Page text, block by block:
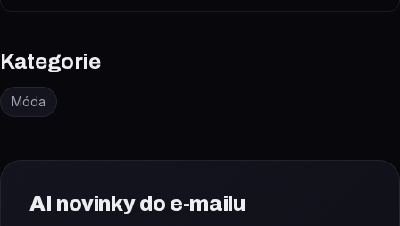
Kategorie
Móda
AI novinky do e-mailu